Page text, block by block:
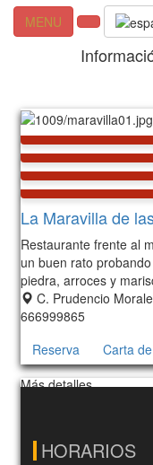
MENU
La Maravilla de
Restaurante frente al
un buen rato
piedra, arroces y
C. Prudencio
666999865
Reserva
Carta
Más detalles…
HORARIOS